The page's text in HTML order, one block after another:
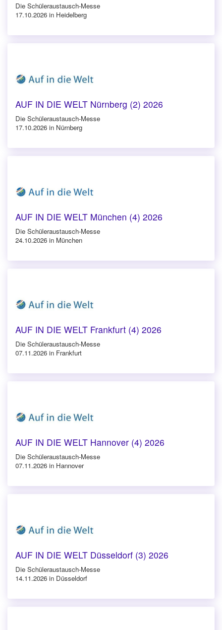
Die Schüleraustausch-Messe
17.10.2026 in Heidelberg
AUF IN DIE WELT Nürnberg (2) 2026
Die Schüleraustausch-Messe
17.10.2026 in Nürnberg
AUF IN DIE WELT München (4) 2026
Die Schüleraustausch-Messe
24.10.2026 in München
AUF IN DIE WELT Frankfurt (4) 2026
Die Schüleraustausch-Messe
07.11.2026 in Frankfurt
AUF IN DIE WELT Hannover (4) 2026
Die Schüleraustausch-Messe
07.11.2026 in Hannover
AUF IN DIE WELT Düsseldorf (3) 2026
Die Schüleraustausch-Messe
14.11.2026 in Düsseldorf